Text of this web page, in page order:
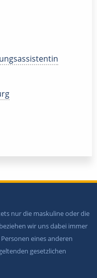
nur die maskuline oder die
wir uns dabei immer
eines anderen
gesetzlichen